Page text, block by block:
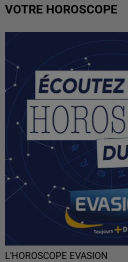
VOTRE HOROSCOPE
L'HOROSCOPE EVASION